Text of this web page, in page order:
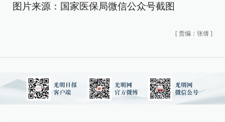
图片来源：国家医保局微信公众号截图
[ 责编：张倩 ]